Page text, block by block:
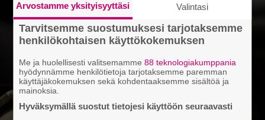
Arvostamme yksityisyyttäsi Valintasi
Tarvitsemme suostumuksesi tarjotaksemme
henkilökohtaisen käyttökokemuksen
Me ja huolellisesti valitsemamme88 teknologiakumppania
hyödynnämme henkilötietoja tarjotaksemme paremman
käyttäjäkokemuksen sekä kohdentaaksemme sisältöä ja
mainoksia.
Hyväksymällä suostut tietojesi käyttöön seuraavasti